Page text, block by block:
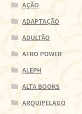
AÇÃO
ADAPTAÇÃO
ADULTÃO
AFRO POWER
ALEPH
ALTA BOOKS
ARQUIPELAGO